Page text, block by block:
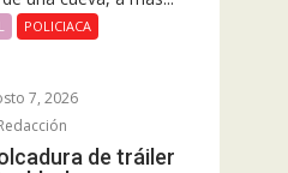
POLICIACA
7, 2026
de tráiler